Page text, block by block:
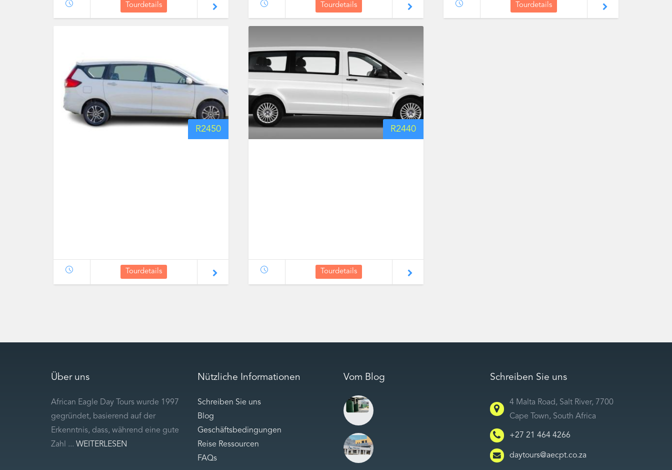
Tourdetails Tourdetails Tourdetails
R2450
Tourdetails
R2440
Tourdetails
Über uns
African Eagle Day Tours wurde 1997
gegründet, basierend auf der
Erkenntnis, dass, während eine gute
Zahl ... WEITERLESEN
Nützliche Informationen
Schreiben Sie uns
Blog
Geschäftsbedingungen
Reise Ressourcen
FAQs
Vom Blog Schreiben Sie uns
4 Malta Road, Salt River, 7700
Cape Town, South Africa
+27 21 464 4266
daytours@aecpt.co.za